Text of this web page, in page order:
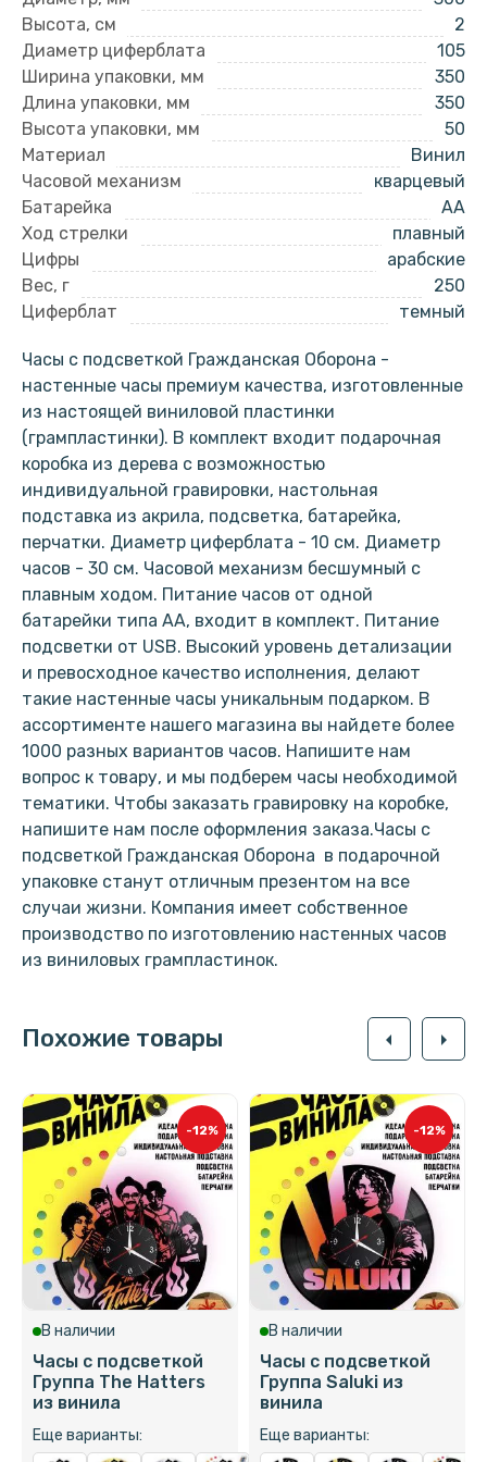
Высота, см
2
Диаметр циферблата
105
Ширина упаковки, мм
350
Длина упаковки, мм
350
Высота упаковки, мм
50
Материал
Винил
Часовой механизм
кварцевый
Батарейка
AA
Ход стрелки
плавный
Цифры
арабские
Вес, г
250
Циферблат
темный
Часы с подсветкой Гражданская Оборона -
настенные часы премиум качества, изготовленные
из настоящей виниловой пластинки
(грампластинки). В комплект входит подарочная
коробка из дерева с возможностью
индивидуальной гравировки, настольная
подставка из акрила, подсветка, батарейка,
перчатки. Диаметр циферблата - 10 см. Диаметр
часов - 30 см. Часовой механизм бесшумный с
плавным ходом. Питание часов от одной
батарейки типа АА, входит в комплект. Питание
подсветки от USB. Высокий уровень детализации
и превосходное качество исполнения, делают
такие настенные часы уникальным подарком. В
ассортименте нашего магазина вы найдете более
1000 разных вариантов часов. Напишите нам
вопрос к товару, и мы подберем часы необходимой
тематики. Чтобы заказать гравировку на коробке,
напишите нам после оформления заказа.Часы с
подсветкой Гражданская Оборона в подарочной
упаковке станут отличным презентом на все
случаи жизни. Компания имеет собственное
производство по изготовлению настенных часов
из виниловых грампластинок.
Похожие товары arrow_left arrow_right
-12%
В наличии
Часы с подсветкой
Группа The Hatters
из винила
Еще варианты:
-12%
В наличии
Часы с подсветкой
Группа Saluki из
винила
Еще варианты: